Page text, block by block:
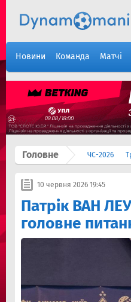
Новини Команда Матчі
Головне ЧС-2026
10 червня 2026 19:45
Патрік ВАН
головне